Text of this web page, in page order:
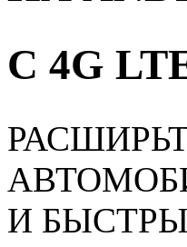
С 4G
И